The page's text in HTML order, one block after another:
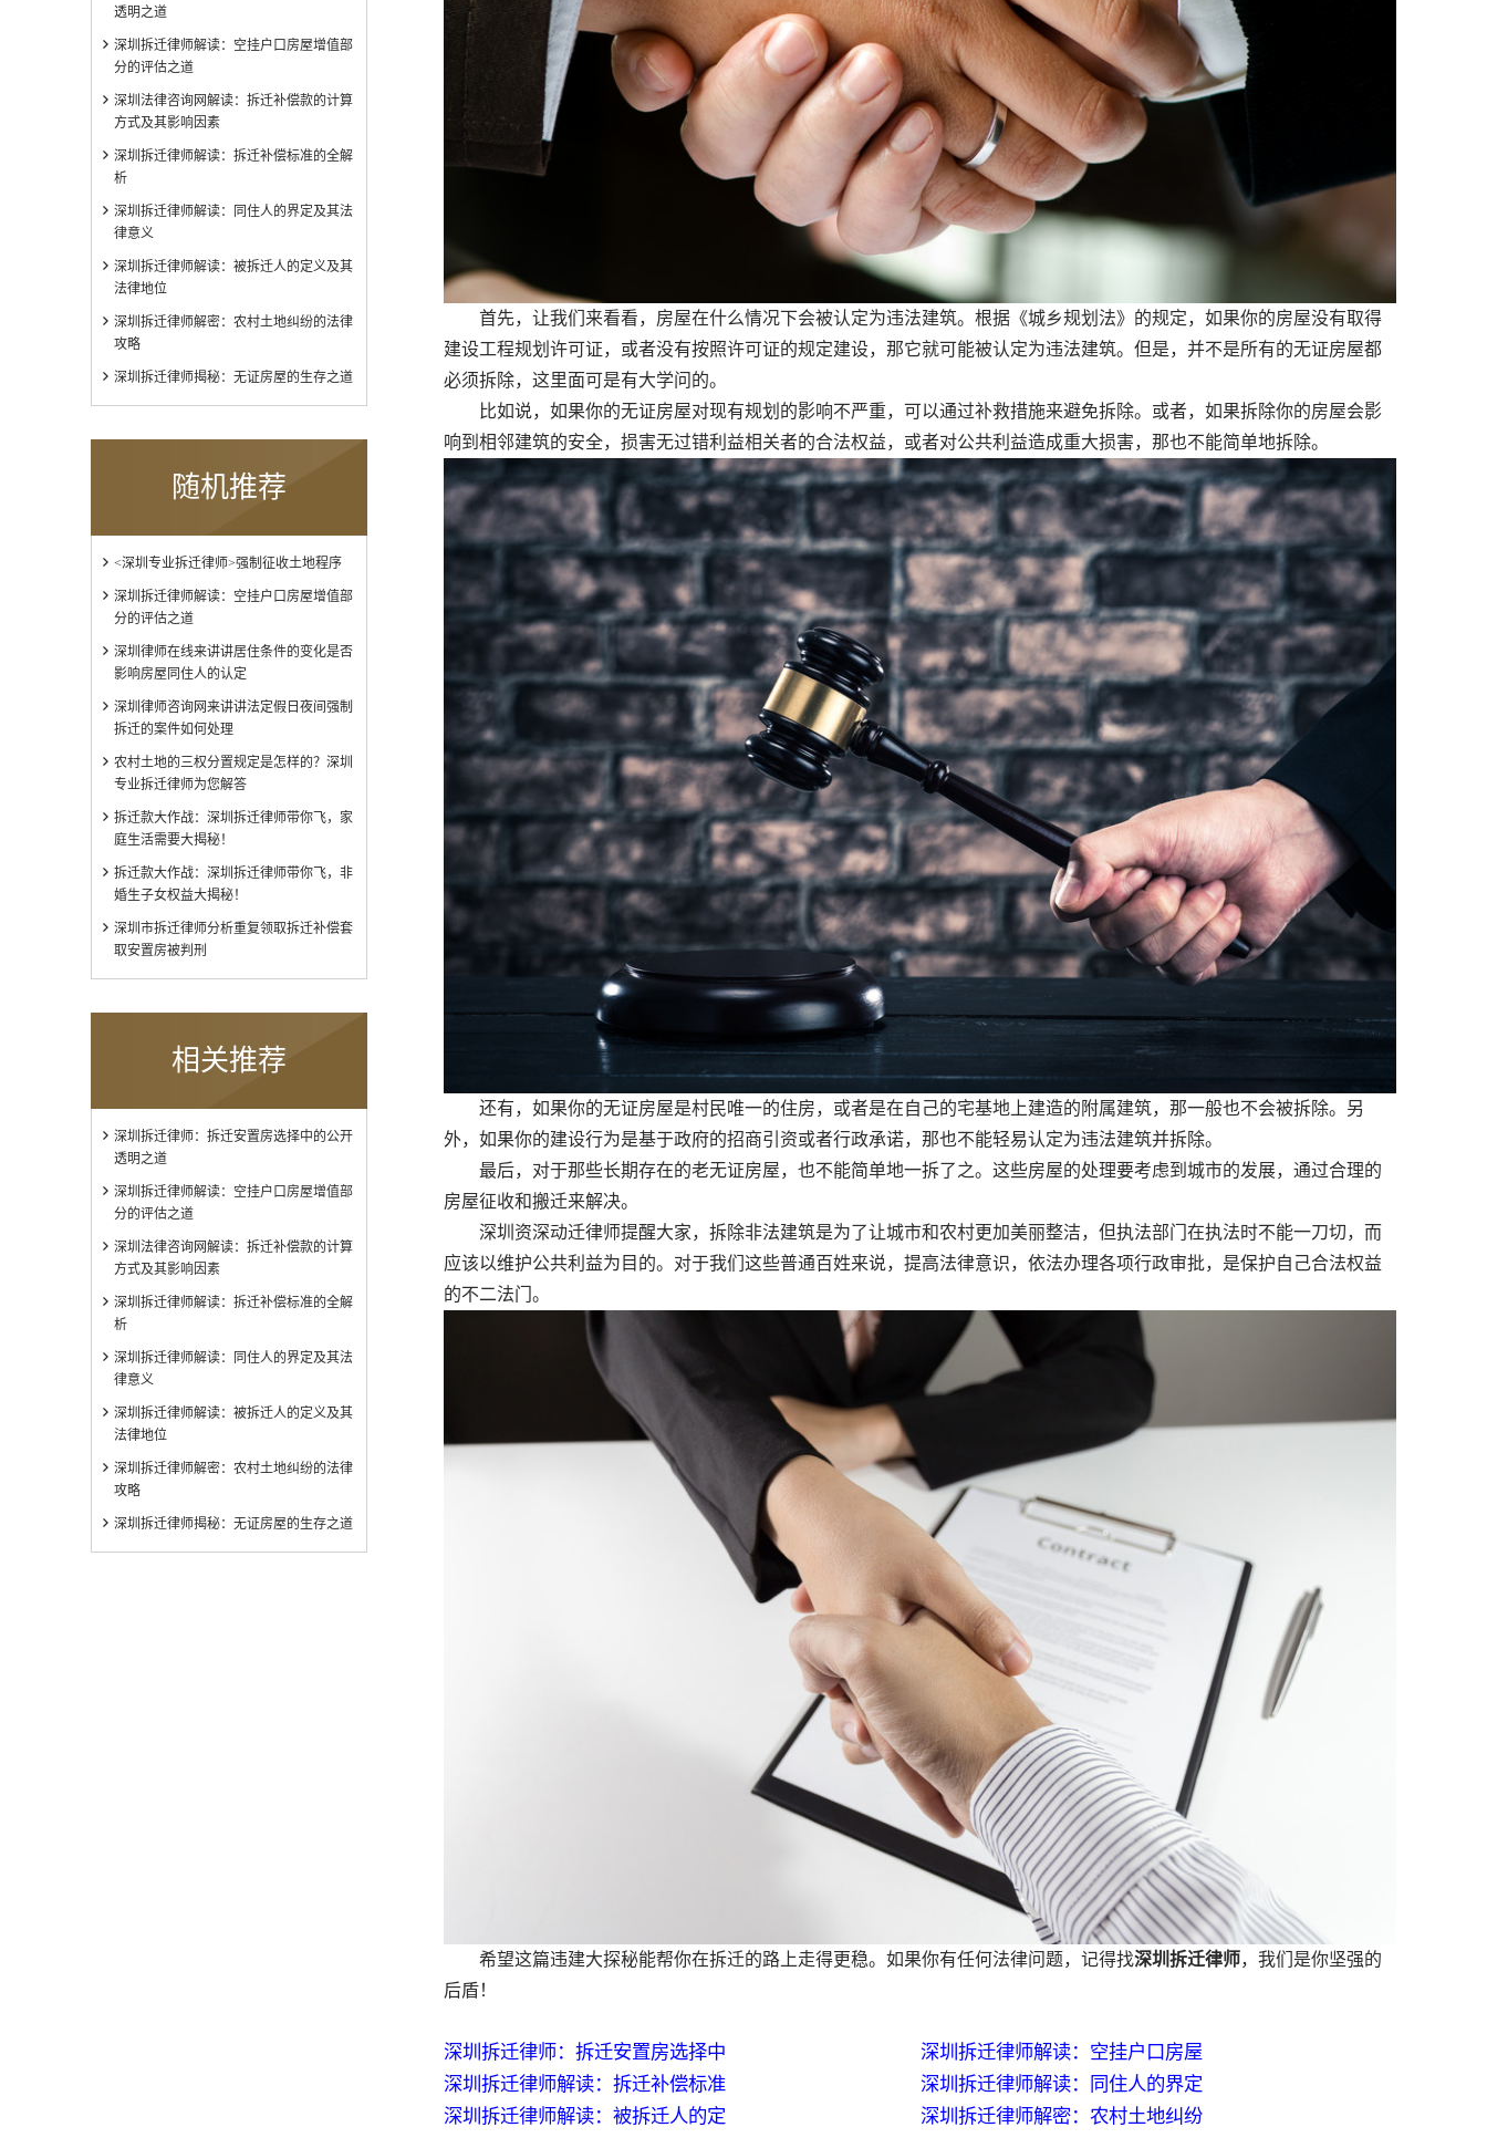
透明之道
深圳拆迁律师解读：空挂户口房屋增值部
分的评估之道
深圳法律咨询网解读：拆迁补偿款的计算
方式及其影响因素
深圳拆迁律师解读：拆迁补偿标准的全解
析
深圳拆迁律师解读：同住人的界定及其法
律意义
深圳拆迁律师解读：被拆迁人的定义及其
法律地位
深圳拆迁律师解密：农村土地纠纷的法律
攻略
深圳拆迁律师揭秘：无证房屋的生存之道
随机推荐
<深圳专业拆迁律师>强制征收土地程序
深圳拆迁律师解读：空挂户口房屋增值部
分的评估之道
深圳律师在线来讲讲居住条件的变化是否
影响房屋同住人的认定
深圳律师咨询网来讲讲法定假日夜间强制
拆迁的案件如何处理
农村土地的三权分置规定是怎样的？深圳
专业拆迁律师为您解答
拆迁款大作战：深圳拆迁律师带你飞，家
庭生活需要大揭秘！
拆迁款大作战：深圳拆迁律师带你飞，非
婚生子女权益大揭秘！
深圳市拆迁律师分析重复领取拆迁补偿套
取安置房被判刑
相关推荐
深圳拆迁律师：拆迁安置房选择中的公开
透明之道
深圳拆迁律师解读：空挂户口房屋增值部
分的评估之道
深圳法律咨询网解读：拆迁补偿款的计算
方式及其影响因素
深圳拆迁律师解读：拆迁补偿标准的全解
析
深圳拆迁律师解读：同住人的界定及其法
律意义
深圳拆迁律师解读：被拆迁人的定义及其
法律地位
深圳拆迁律师解密：农村土地纠纷的法律
攻略
深圳拆迁律师揭秘：无证房屋的生存之道
首先，让我们来看看，房屋在什么情况下会被认定为违法建筑。根据《城乡规划法》的规定，如果你的房屋没有取得
建设工程规划许可证，或者没有按照许可证的规定建设，那它就可能被认定为违法建筑。但是，并不是所有的无证房屋都
必须拆除，这里面可是有大学问的。
比如说，如果你的无证房屋对现有规划的影响不严重，可以通过补救措施来避免拆除。或者，如果拆除你的房屋会影
响到相邻建筑的安全，损害无过错利益相关者的合法权益，或者对公共利益造成重大损害，那也不能简单地拆除。
还有，如果你的无证房屋是村民唯一的住房，或者是在自己的宅基地上建造的附属建筑，那一般也不会被拆除。另
外，如果你的建设行为是基于政府的招商引资或者行政承诺，那也不能轻易认定为违法建筑并拆除。
最后，对于那些长期存在的老无证房屋，也不能简单地一拆了之。这些房屋的处理要考虑到城市的发展，通过合理的
房屋征收和搬迁来解决。
深圳资深动迁律师提醒大家，拆除非法建筑是为了让城市和农村更加美丽整洁，但执法部门在执法时不能一刀切，而
应该以维护公共利益为目的。对于我们这些普通百姓来说，提高法律意识，依法办理各项行政审批，是保护自己合法权益
的不二法门。
希望这篇违建大探秘能帮你在拆迁的路上走得更稳。如果你有任何法律问题，记得找深圳拆迁律师，我们是你坚强的
后盾！
深圳拆迁律师：拆迁安置房选择中
深圳拆迁律师解读：空挂户口房屋
深圳拆迁律师解读：拆迁补偿标准
深圳拆迁律师解读：同住人的界定
深圳拆迁律师解读：被拆迁人的定
深圳拆迁律师解密：农村土地纠纷